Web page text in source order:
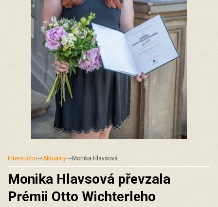
Intersucho Aktuality Monika Hlavsová…
Monika Hlavsová převzala
Prémii Otto Wichterleho